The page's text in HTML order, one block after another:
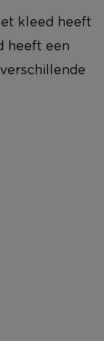
kleed heeft
heeft een